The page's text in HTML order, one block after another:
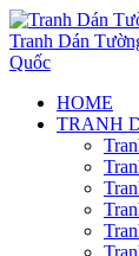
HOME
TRANH